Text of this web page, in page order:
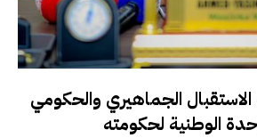
الجماهيري والحكومي
الوطنية لحكومته